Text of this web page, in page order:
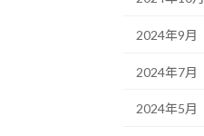
2024年9月
2024年7月
2024年5月